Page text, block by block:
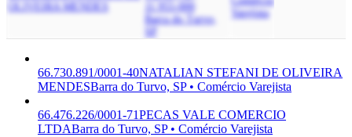
OLIVEIRA MENDES
11.955-000
Barra do Turvo,
Varejista
66.730.891/0001-40NATALIAN STEFANI DE OLIVEIRA
MENDESBarra do Turvo, SP • Comércio Varejista
66.476.226/0001-71PECAS VALE COMERCIO
LTDABarra do Turvo, SP • Comércio Varejista